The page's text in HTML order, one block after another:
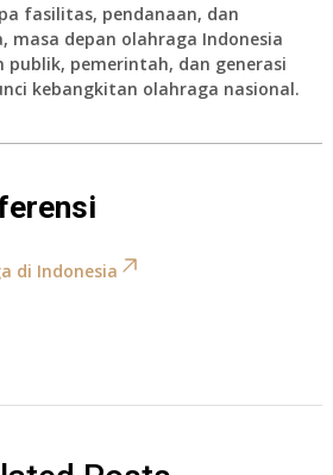
fasilitas, pendanaan, dan
masa depan olahraga Indonesia
publik, pemerintah, dan generasi
kebangkitan olahraga nasional.
di Indonesia